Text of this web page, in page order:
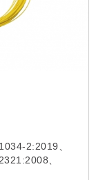
2:2019、
、